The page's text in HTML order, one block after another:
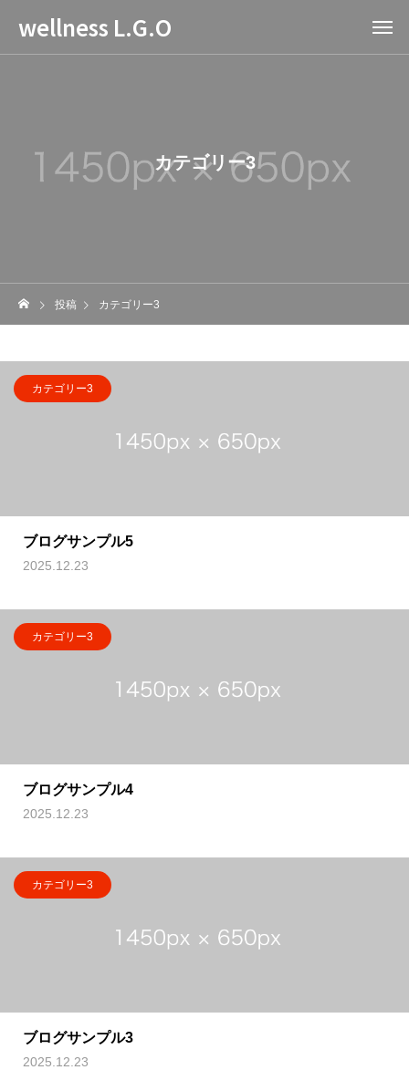
wellness L.G.O
カテゴリー3
投稿 カテゴリー3
カテゴリー3
ブログサンプル5
2025.12.23
カテゴリー3
ブログサンプル4
2025.12.23
カテゴリー3
ブログサンプル3
2025.12.23